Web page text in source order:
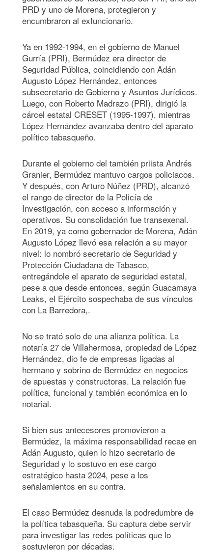
PRD y uno de Morena, protegieron y
encumbraron al exfuncionario.
Ya en 1992-1994, en el gobierno de Manuel
Gurría (PRI), Bermúdez era director de
Seguridad Pública, coincidiendo con Adán
Augusto López Hernández, entonces
subsecretario de Gobierno y Asuntos Jurídicos.
Luego, con Roberto Madrazo (PRI), dirigió la
cárcel estatal CRESET (1995-1997), mientras
López Hernández avanzaba dentro del aparato
político tabasqueño.
Durante el gobierno del también priista Andrés
Granier, Bermúdez mantuvo cargos policiacos.
Y después, con Arturo Núñez (PRD), alcanzó
el rango de director de la Policía de
Investigación, con acceso a información y
operativos. Su consolidación fue transexenal.
En 2019, ya como gobernador de Morena, Adán
Augusto López llevó esa relación a su mayor
nivel: lo nombró secretario de Seguridad y
Protección Ciudadana de Tabasco,
entregándole el aparato de seguridad estatal,
pese a que desde entonces, según Guacamaya
Leaks, el Ejército sospechaba de sus vínculos
con La Barredora,.
No se trató solo de una alianza política. La
notaría 27 de Villahermosa, propiedad de López
Hernández, dio fe de empresas ligadas al
hermano y sobrino de Bermúdez en negocios
de apuestas y constructoras. La relación fue
política, funcional y también económica en lo
notarial.
Si bien sus antecesores promovieron a
Bermúdez, la máxima responsabilidad recae en
Adán Augusto, quien lo hizo secretario de
Seguridad y lo sostuvo en ese cargo
estratégico hasta 2024, pese a los
señalamientos en su contra.
El caso Bermúdez desnuda la podredumbre de
la política tabasqueña. Su captura debe servir
para investigar las redes políticas que lo
sostuvieron por décadas.